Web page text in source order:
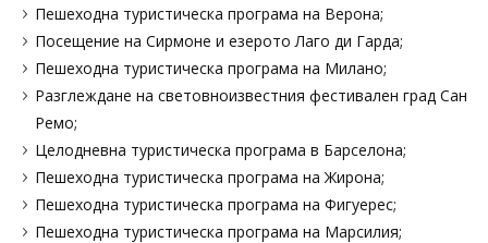
Пешеходна туристическа програма на Верона;
Посещение на Сирмоне и езерото Лаго ди Гарда;
Пешеходна туристическа програма на Милано;
Разглеждане на световноизвестния фестивален град Сан
Ремо;
Целодневна туристическа програма в Барселона;
Пешеходна туристическа програма на Жирона;
Пешеходна туристическа програма на Фигуерес;
Пешеходна туристическа програма на Марсилия;